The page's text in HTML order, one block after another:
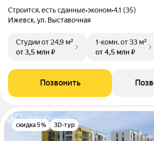
Строится, есть сданные•эконом•4.1 (35)
Ижевск, ул. Выставочная
Студииот 24,9 м²
от 3,5 млн ₽
1-комн.от 33 м²
от 4,5 млн ₽
Позвонить
скидка 5% 3D-тур